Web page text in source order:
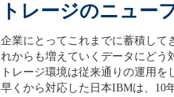
トレージのニュー
企業にとってこれまでに蓄積して
れからも増えていくデータにどう
トレージ環境は従来通りの運用
早くから対応した日本IBMは、10